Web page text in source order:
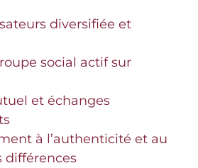
diversifiée et
social actif sur
et échanges
à l’authenticité et au
différences